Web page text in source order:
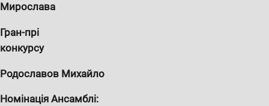
Мирослава
Гран-прі
конкурсу
Родославов Михайло
Номінація Ансамблі: